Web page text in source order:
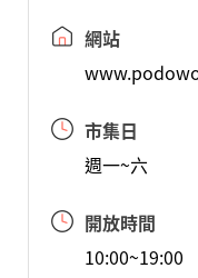
網站
市集日
週一~六
開放時間
10:00~19:00